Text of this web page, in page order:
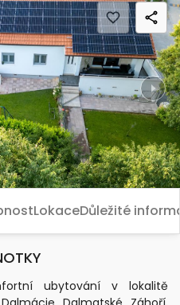
Next
LokaceDůležité
ubytování v lokalitě